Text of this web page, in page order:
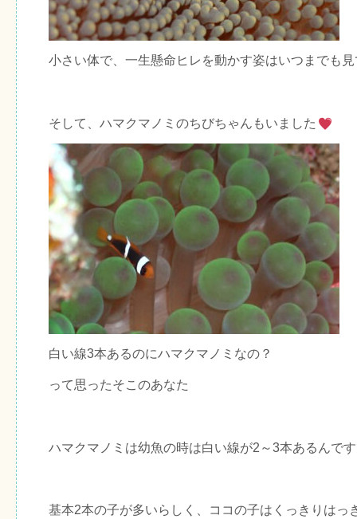
小さい体で、一生懸命ヒレを動かす姿はいつまでも
そして、ハマクマノミのちびちゃんもいました
白い線3本あるのにハマクマノミなの？
って思ったそこのあなた
ハマクマノミは幼魚の時は白い線が2～3本あるんです
基本2本の子が多いらしく、ココの子はくっきりはっ